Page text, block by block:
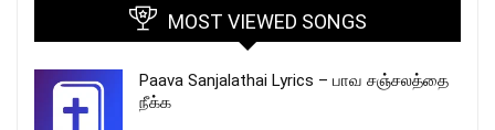
MOST VIEWED SONGS
Paava Sanjalathai Lyrics – பாவ சஞ்சலத்தை
நீக்க